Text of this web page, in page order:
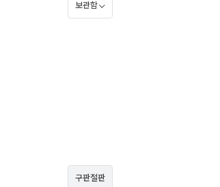
보관함
구판절판